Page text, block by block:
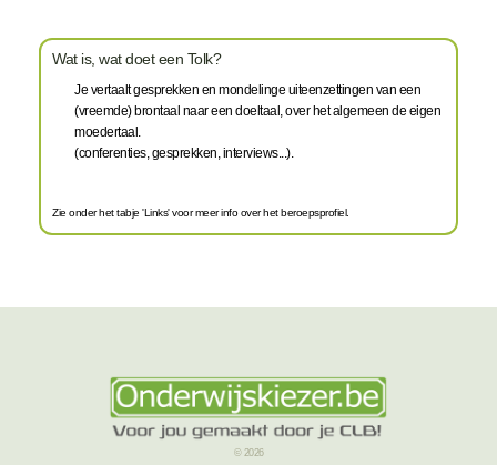
Wat is, wat doet een Tolk?
Je vertaalt gesprekken en mondelinge uiteenzettingen van een
(vreemde) brontaal naar een doeltaal, over het algemeen de eigen
moedertaal.
(conferenties, gesprekken, interviews...).
Zie onder het tabje 'Links' voor meer info over het beroepsprofiel.
© 2026